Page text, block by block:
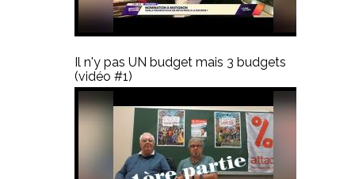
Il n'y pas UN budget mais 3 budgets
(vidéo #1)